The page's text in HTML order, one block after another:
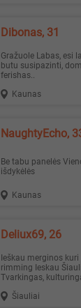
dibonas, 31
Gražuole Labas, esi labai grazi, idomu
butu susipazinti,
ferishas..
Kaunas
NaughtyEcho,
Be tabu panelės Vienos gražios be tabu
išdykėlės
Kaunas
Deliux69, 26
rimming Ieskau
Tvarkingas,
Šiauliai